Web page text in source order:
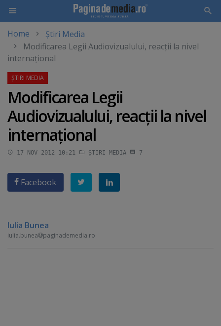
main
content
Home
Știri Media
Modificarea Legii Audiovizualului, reacţii la nivel
internaţional
Modificarea Legii
Audiovizualului, reacţii la nivel
internaţional
17 NOV 2012 10:21 ȘTIRI MEDIA 7
Facebook
Iulia Bunea
iulia.bunea paginademedia.ro